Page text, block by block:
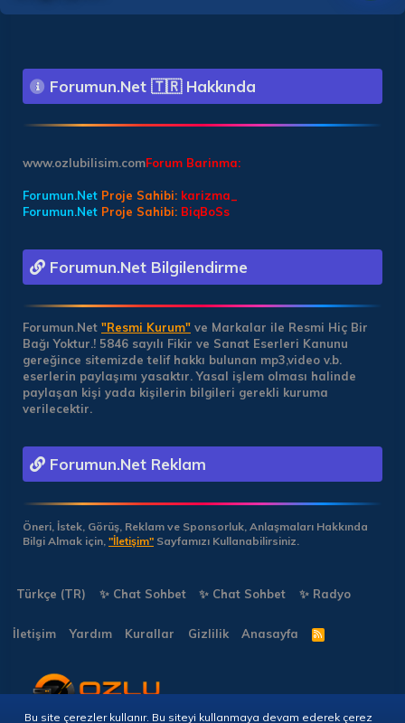
Forumun.Net 🇹🇷 Hakkında
Forum Barinma:
www.ozlubilisim.com
Forumun.Net Proje Sahibi: karizma_
Forumun.Net Proje Sahibi: BiqBoSs
Forumun.Net Bilgilendirme
Forumun.Net "Resmi Kurum" ve Markalar ile Resmi Hiç Bir
Bağı Yoktur.! 5846 sayılı Fikir ve Sanat Eserleri Kanunu
gereğince sitemizde telif hakkı bulunan mp3,video v.b.
eserlerin paylaşımı yasaktır. Yasal işlem olması halinde
paylaşan kişi yada kişilerin bilgileri gerekli kuruma
verilecektir.
Forumun.Net Reklam
Öneri, İstek, Görüş, Reklam ve Sponsorluk, Anlaşmaları Hakkında
Bilgi Almak için, "İletişim" Sayfamızı Kullanabilirsiniz.
Türkçe (TR) ✨ Chat Sohbet ✨ Chat Sohbet ✨ Radyo
İletişim Yardım Kurallar Gizlilik Anasayfa
R
S
Bu site çerezler kullanır. Bu siteyi kullanmaya devam ederek çerez